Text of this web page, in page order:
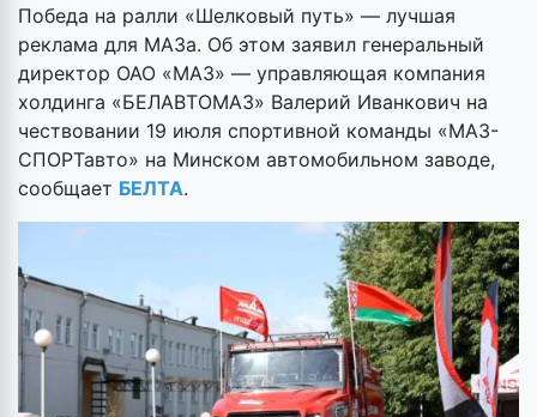
Победа на ралли «Шелковый путь» — лучшая
реклама для МАЗа. Об этом заявил генеральный
директор ОАО «МАЗ» — управляющая компания
холдинга «БЕЛАВТОМАЗ» Валерий Иванкович на
чествовании 19 июля спортивной команды «МАЗ-
СПОРТавто» на Минском автомобильном заводе,
сообщает БЕЛТА.